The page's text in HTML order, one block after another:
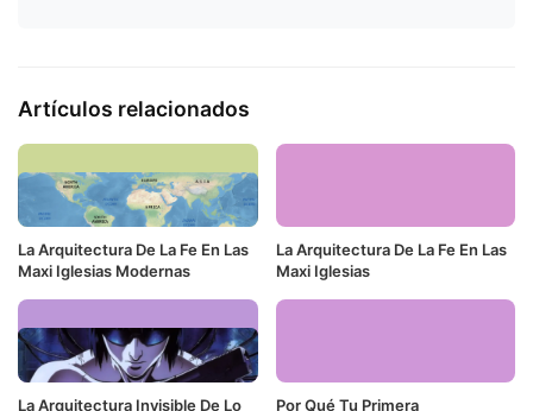
Artículos relacionados
La Arquitectura De La Fe En Las
Maxi Iglesias Modernas
La Arquitectura De La Fe En Las
Maxi Iglesias
La Arquitectura Invisible De Lo
Por Qué Tu Primera